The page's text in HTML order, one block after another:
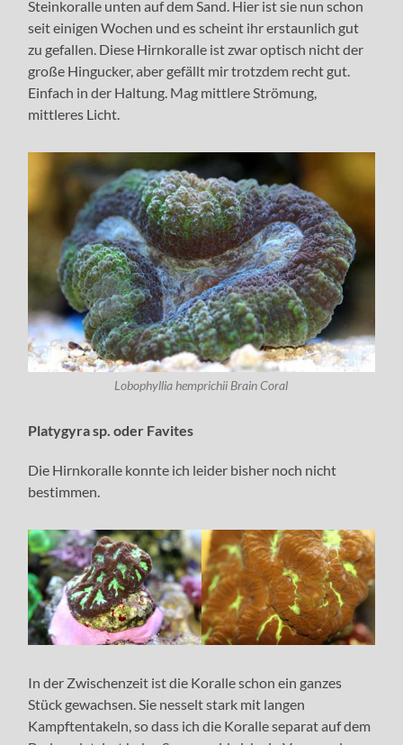
Steinkoralle unten auf dem Sand. Hier ist sie nun schon
seit einigen Wochen und es scheint ihr erstaunlich gut
zu gefallen. Diese Hirnkoralle ist zwar optisch nicht der
große Hingucker, aber gefällt mir trotzdem recht gut.
Einfach in der Haltung. Mag mittlere Strömung,
mittleres Licht.
Lobophyllia hemprichii Brain Coral
Platygyra sp. oder Favites
Die Hirnkoralle konnte ich leider bisher noch nicht
bestimmen.
In der Zwischenzeit ist die Koralle schon ein ganzes
Stück gewachsen. Sie nesselt stark mit langen
Kampftentakeln, so dass ich die Koralle separat auf dem